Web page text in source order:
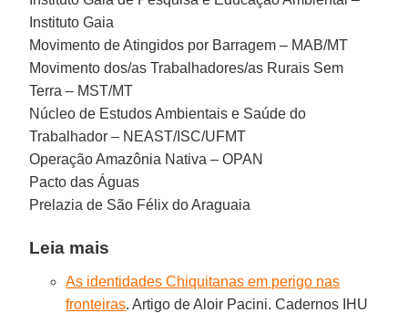
Instituto Gaia
Movimento de Atingidos por Barragem – MAB/MT
Movimento dos/as Trabalhadores/as Rurais Sem
Terra – MST/MT
Núcleo de Estudos Ambientais e Saúde do
Trabalhador – NEAST/ISC/UFMT
Operação Amazônia Nativa – OPAN
Pacto das Águas
Prelazia de São Félix do Araguaia
Leia mais
As identidades Chiquitanas em perigo nas
fronteiras. Artigo de Aloir Pacini. Cadernos IHU